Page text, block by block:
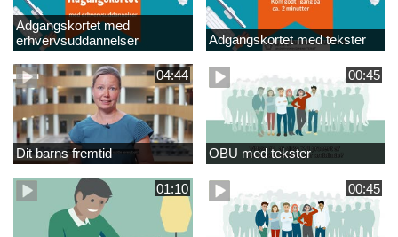
Adgangskortet med
erhvervsuddannelser
Adgangskortet med tekster
04:44
Dit barns fremtid
00:45
OBU med tekster
01:10 00:45